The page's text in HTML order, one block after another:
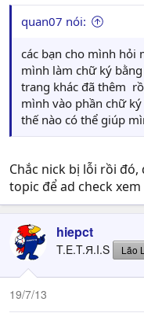
quan07 nói:
các bạn cho mình hỏi
mình làm chữ ký
trang khác đã thêm
mình vào phần chữ
thế nào có thể giúp
Chắc nick bị lỗi rồi đó,
topic để ad check xem
hiepct
T.E.T.Я.I.S Lão
19/7/13